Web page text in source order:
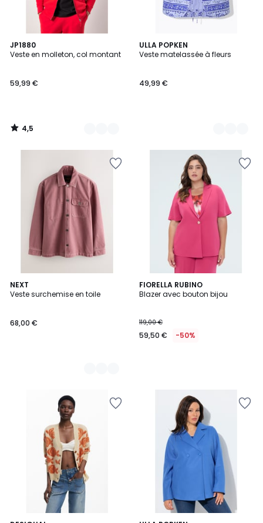
JP1880
Veste en molleton, col montant
59,99 €
4,5
/ 5
4
Couleurs
4,5
/
ULLA POPKEN
Veste matelassée à fleurs
49,99 €
2
Couleurs
NEXT
Veste surchemise en toile
68,00 €
3
Couleurs
FIORELLA RUBINO
Blazer avec bouton bijou
119,00 €
59,50 € -50%